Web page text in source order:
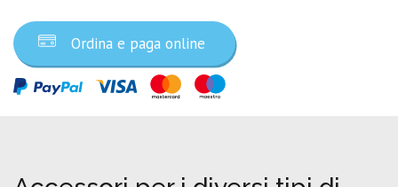
Ordina e paga online